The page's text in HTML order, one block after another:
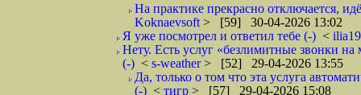
На практике прекрасно отключается,
Koknaevsoft > [59] 30-04-2026 13:02
Я уже посмотрел и ответил тебе (-) <
Нету. Есть услуг «безлимитные звонки
(-) < s-weather> [52] 29-04-2026 13:55
Да, только о том что эта услуга
(-) < тигр > [57] 29-04-2026 15:08